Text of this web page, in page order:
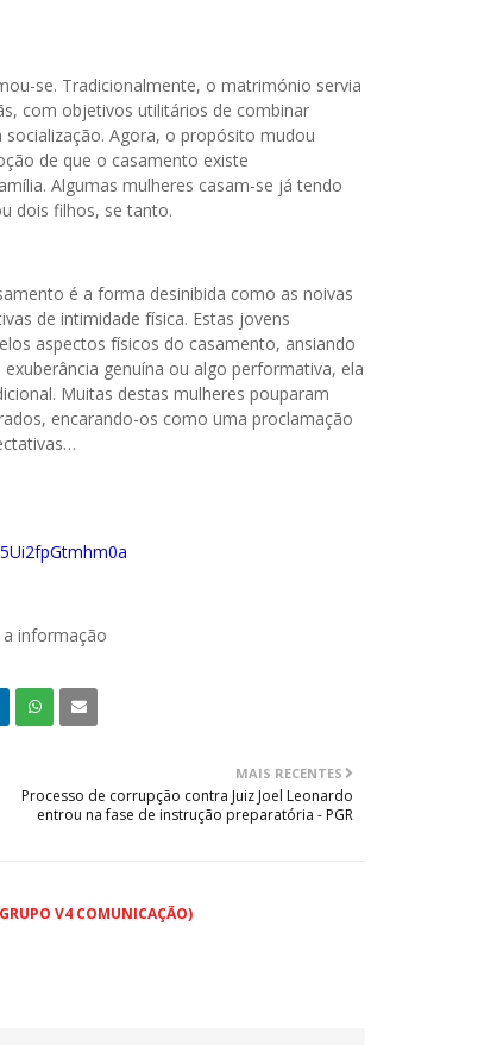
se. Tradicionalmente, o matrimónio servia
com objetivos utilitários de combinar
Agora, o propósito mudou
de que o casamento existe
Algumas mulheres casam-se já tendo
dois filhos, se tanto.
é a forma desinibida como as noivas
de intimidade física. Estas jovens
aspectos físicos do casamento, ansiando
genuína ou algo performativa, ela
Muitas destas mulheres pouparam
encarando-os como uma proclamação
informação
MAIS RECENTES
Processo de corrupção contra Juiz Joel Leonardo
entrou na fase de instrução preparatória - PGR
V4 COMUNICAÇÃO)